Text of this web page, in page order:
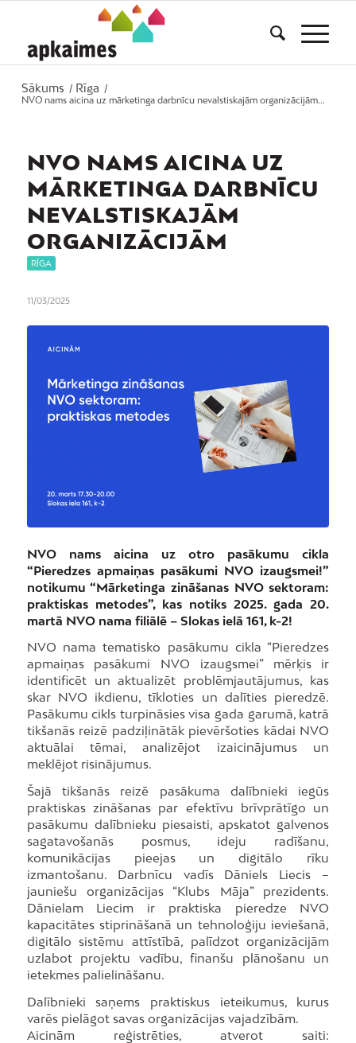
Sākums / Rīga
/
NVO nams aicina uz mārketinga darbnīcu nevalstiskajām organizācijām...
NVO NAMS AICINA UZ
MĀRKETINGA DARBNĪCU
NEVALSTISKAJĀM
ORGANIZĀCIJĀM
RĪGA
11/03/2025
NVO nams aicina uz otro pasākumu cikla
“Pieredzes apmaiņas pasākumi NVO izaugsmei!”
notikumu “Mārketinga zināšanas NVO sektoram:
praktiskas metodes”, kas notiks 2025. gada 20.
martā NVO nama filiālē – Slokas ielā 161, k-2!
NVO nama tematisko pasākumu cikla “Pieredzes
apmaiņas pasākumi NVO izaugsmei” mērķis ir
identificēt un aktualizēt problēmjautājumus, kas
skar NVO ikdienu, tīkloties un dalīties pieredzē.
Pasākumu cikls turpināsies visa gada garumā, katrā
tikšanās reizē padziļinātāk pievēršoties kādai NVO
aktuālai tēmai, analizējot izaicinājumus un
meklējot risinājumus.
Šajā tikšanās reizē pasākuma dalībnieki iegūs
praktiskas zināšanas par efektīvu brīvprātīgo un
pasākumu dalībnieku piesaisti, apskatot galvenos
sagatavošanās posmus, ideju radīšanu,
komunikācijas pieejas un digitālo rīku
izmantošanu. Darbnīcu vadīs Dāniels Liecis –
jauniešu organizācijas “Klubs Māja” prezidents.
Dānielam Liecim ir praktiska pieredze NVO
kapacitātes stiprināšanā un tehnoloģiju ieviešanā,
digitālo sistēmu attīstībā, palīdzot organizācijām
uzlabot projektu vadību, finanšu plānošanu un
ietekmes palielināšanu.
Dalībnieki saņems praktiskus ieteikumus, kurus
varēs pielāgot savas organizācijas vajadzībām.
Aicinām reģistrēties, atverot saiti: